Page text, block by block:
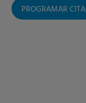
PROGRAMAR CITA